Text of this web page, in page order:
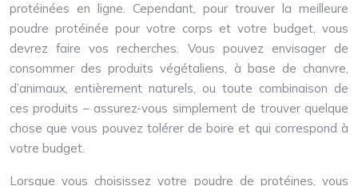
protéinées en ligne. Cependant, pour trouver la meilleure
poudre protéinée pour votre corps et votre budget, vous
devrez faire vos recherches. Vous pouvez envisager de
consommer des produits végétaliens, à base de chanvre,
d’animaux, entièrement naturels, ou toute combinaison de
ces produits – assurez-vous simplement de trouver quelque
chose que vous pouvez tolérer de boire et qui correspond à
votre budget.
Lorsque vous choisissez votre poudre de protéines, vous